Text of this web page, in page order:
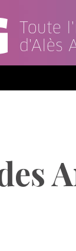
Toute
d'Alès